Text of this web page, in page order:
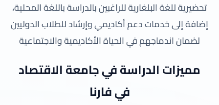
تحضيرية للغة البلغارية للراغبين بالدراسة باللغة المحلية،
إضافة إلى خدمات دعم أكاديمي وإرشاد للطلاب الدوليين
لضمان اندماجهم في الحياة الأكاديمية والاجتماعية
مميزات الدراسة في جامعة الاقتصاد
في فارنا